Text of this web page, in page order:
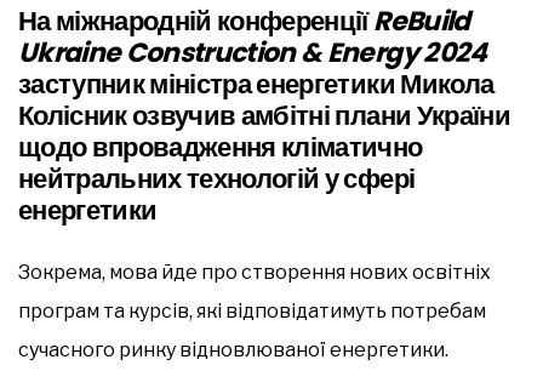
На міжнародній конференціїReBuild
Ukraine Construction & Energy 2024
заступник міністра енергетики Микола
Колісник озвучив амбітні плани України
щодо впровадження кліматично
нейтральних технологій у сфері
енергетики
Зокрема, мова йде про створення нових освітніх
програм та курсів, які відповідатимуть потребам
сучасного ринку відновлюваної енергетики.